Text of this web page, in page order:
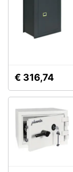
Festività
Promozioni
Servizi
Assistenza
clienti
€ 316,74